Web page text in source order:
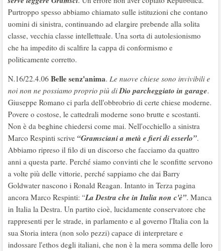
Purtroppo spesso abbiamo chiamato sulle istituzioni che contano
uomini di sinistra, continuando ad elargire prebende alla solita
classe, vecchia classe intellettuale. Una sorta di autolesionismo
che ha impedito di scalfire la cappa di conformismo e
politicamente corretto.
N.16/22.4.06 Belle senz'anima. Le nuove chiese sono invivibili e
noi non ne possiamo proprio più diDio parcheggiato in garage.
Giuseppe Romano ci parla dell'obbrobrio di certe chiese moderne.
Povere o costose, le cattedrali moderne sono brutte e scostanti.
Non è da beghine chiedersi come mai. Nell'occhiello a sinistra
Marco Respinti scrive “Gramsciani a metà e fieri di esserlo”.
Abbiamo ripreso il filo di un discorso che facciamo da quattro
anni a questa parte. Perché siamo convinti che le sconfitte servono
a volte più delle vittorie, perché sappiamo che dai Barry
Goldwater nascono i Ronald Reagan. Intanto in Terza pagina
ancora Marco Respinti: “La Destra che in Italia non c'è”. Manca
in Italia la Destra. Un partito cioè, lucidamente conservatore che
rappresenti per le strade, in parlamento e al governo l'Italia con la
sua Storia intera (non solo pezzi) capace di interpretare e
indossare l'ethos degli italiani, che non è la mera somma delle loro